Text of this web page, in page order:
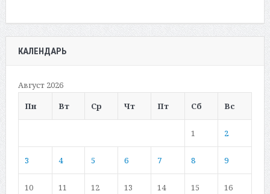
КАЛЕНДАРЬ
Август 2026
Пн
Вт Ср Чт Пт Сб Вс
1 2
3 4 5 6 7 8 9
10 11 12 13 14 15 16